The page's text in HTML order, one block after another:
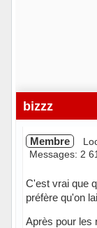
bizzz
Membre
Messages: 2
C'est vrai que
préfère qu'on
Après pour les